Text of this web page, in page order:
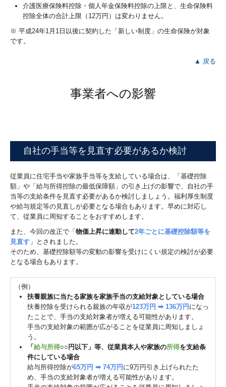
介護医療保険料控除・個人年金保険料控除の上限と、生命保険料
控除全体の合計上限（12万円）は変わりません。
※ 平成24年1月1日以後に契約した「新しい制度」の生命保険が対象
です。
▲ 戻る
事業者への影響
自社の手当等を見直す必要があるか検討
従業員に住宅手当や家族手当等を支給している場合は、「基礎控除
額」や「給与所得控除の最低保障額」の引き上げの影響で、自社の手
当等の支給条件を見直す必要があるか検討しましょう。福利厚生制度
や給与規定等の見直しが必要となる場合もあります。早めに対応し
て、従業員に周知することをおすすめします。
また、今回の改正で「 物価上昇に連動して2年ごとに基礎控除額等を
見直す 」とされました。
そのため、基礎控除額等の変動の影響を受けにくい規定の検討が必要
となる場合もあります。
（例）
扶養親族に当たる家族を家族手当の支給対象としている場合
扶養控除を受けられる親族の年収が123万円 ➡ 136万円 になっ
たことで、手当の支給対象者が増える可能性があります。
手当の支給対象の範囲が広がることを従業員に周知しましょ
う。
「 給与所得○○円以下」等、従業員本人や家族の所得を支給条
件にしている場合
給与所得控除が65万円 ➡ 74万円 に9万円引き上げられたた
め、手当の支給対象者が増える可能性があります。